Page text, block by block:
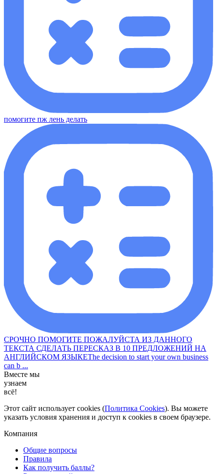
помогите пж лень делать
СРОЧНО ПОМОГИТЕ ПОЖАЛУЙСТА ИЗ ДАННОГО
ТЕКСТА СДЕЛАТЬ ПЕРЕСКАЗ В 10 ПРЕДЛОЖЕНИЙ НА
АНГЛИЙСКОМ ЯЗЫКЕThe decision to start your own business
can b ...
Вместе мы
узнаем
всё!
Этот сайт использует cookies (Политика Cookies). Вы можете
указать условия хранения и доступ к cookies в своем браузере.
Компания
Общие вопросы
Правила
Как получить баллы?